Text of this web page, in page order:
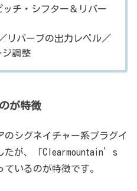
ッチ・シフター＆リバー
リバーブの出力レベル／
ジ調整
が特徴
シグネイチャー系プラグイ
たが、「Clearmountain’s
ているのが特徴です。